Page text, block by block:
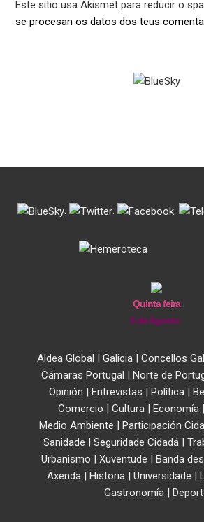
Este sitio usa Akismet para reducir o
se procesan os datos dos teus
. . .
Quinta feira
6 de Agosto
Aldea Global | Galicia| Concellos
Cámaras Portugal | Norte de
Opinión | Entrevistas | Política|
Comercio | Cultura | Economía |
Medio Ambiente | Participación
Sanidade | Seguridade Cidadá |
Urbanismo | Xuventude | Banda
Axenda| Historia| Universidade |
Gastronomía |